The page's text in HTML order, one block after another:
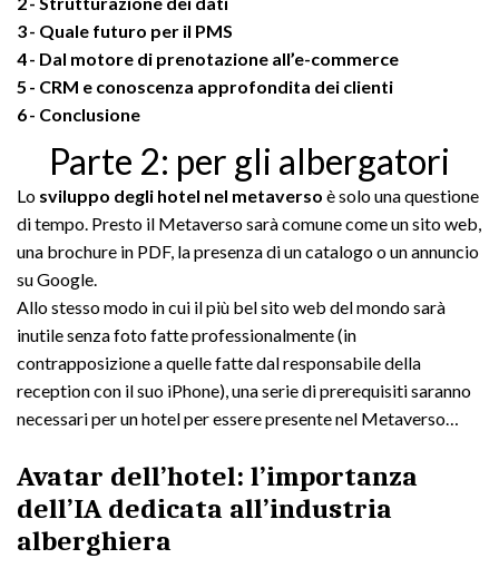
3
Quale futuro per il PMS
4
Dal motore di prenotazione all’e-commerce
5
CRM e conoscenza approfondita dei clienti
6
Conclusione
Parte 2: per gli albergatori
Lo sviluppo degli hotel nel metaverso è solo una questione
di tempo. Presto il Metaverso sarà comune come un sito web,
una brochure in PDF, la presenza di un catalogo o un annuncio
su Google.
Allo stesso modo in cui il più bel sito web del mondo sarà
inutile senza foto fatte professionalmente (in
contrapposizione a quelle fatte dal responsabile della
reception con il suo iPhone), una serie di prerequisiti saranno
necessari per un hotel per essere presente nel Metaverso…
Avatar dell’hotel: l’importanza
dell’IA dedicata all’industria
alberghiera